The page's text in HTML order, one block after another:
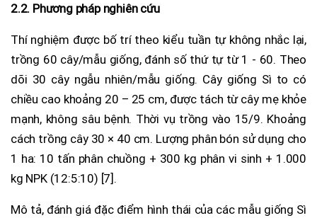
2.2. Phương pháp nghiên cứu
Thí nghiệm được bố trí theo kiểu tuần tự không nhắc lại,
trồng 60 cây/mẫu giống, đánh số thứ tự từ 1 - 60. Theo
dõi 30 cây ngẫu nhiên/mẫu giống. Cây giống Sì to có
chiều cao khoảng 20 – 25 cm, được tách từ cây mẹ khỏe
mạnh, không sâu bệnh. Thời vụ trồng vào 15/9. Khoảng
cách trồng cây 30 × 40 cm. Lượng phân bón sử dụng cho
1 ha: 10 tấn phân chuồng + 300 kg phân vi sinh + 1.000
kg NPK (12:5:10) [7].
Mô tả, đánh giá đặc điểm hình thái của các mẫu giống Sì